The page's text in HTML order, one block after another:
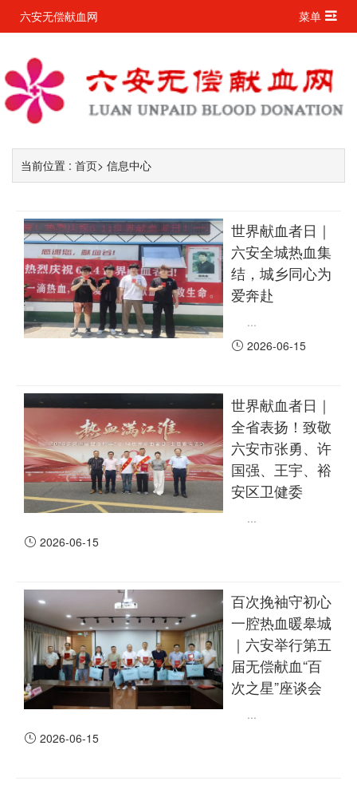
六安无偿献血网 菜单
当前位置 : 首页> 信息中心
世界献血者日｜
六安全城热血集
结，城乡同心为
爱奔赴
...
2026-06-15
世界献血者日｜
全省表扬！致敬
六安市张勇、许
国强、王宇、裕
安区卫健委
...
2026-06-15
百次挽袖守初心
一腔热血暖皋城
｜六安举行第五
届无偿献血“百
次之星”座谈会
...
2026-06-15